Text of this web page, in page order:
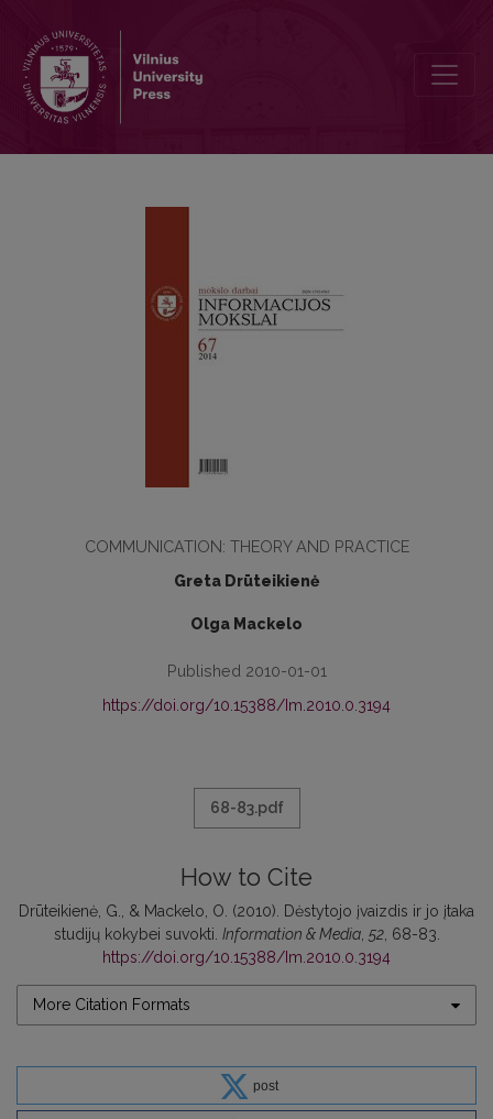
COMMUNICATION: THEORY AND PRACTICE
Greta Drūteikienė
Olga Mackelo
Published 2010-01-01
https://doi.org/10.15388/Im.2010.0.3194
68-83.pdf
How to Cite
Drūteikienė, G., & Mackelo, O. (2010). Dėstytojo įvaizdis ir jo įtaka
studijų kokybei suvokti. Information & Media, 52, 68-83.
https://doi.org/10.15388/Im.2010.0.3194
More Citation Formats
post